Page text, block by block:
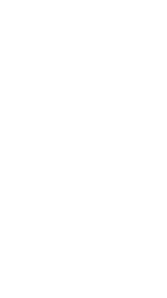
a favoritos
a favoritos